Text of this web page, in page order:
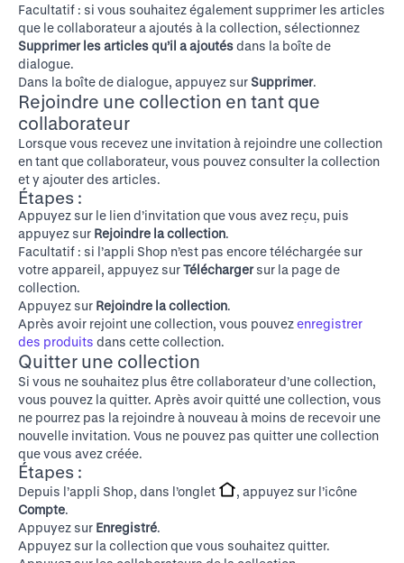
Facultatif : si vous souhaitez également supprimer les articles
que le collaborateur a ajoutés à la collection, sélectionnez
Supprimer les articles qu’il a ajoutésdans la boîte de
dialogue.
Dans la boîte de dialogue, appuyez sur Supprimer.
Rejoindre une collection en tant que
collaborateur
Lorsque vous recevez une invitation à rejoindre une collection
en tant que collaborateur, vous pouvez consulter la collection
et y ajouter des articles.
Étapes :
Appuyez sur le lien d’invitation que vous avez reçu, puis
appuyez sur Rejoindre la collection.
Facultatif : si l’appli Shop n’est pas encore téléchargée sur
votre appareil, appuyez surTéléchargersur la page de
collection.
Appuyez sur Rejoindre la collection.
Après avoir rejoint une collection, vous pouvezenregistrer
des produits dans cette collection.
Quitter une collection
Si vous ne souhaitez plus être collaborateur d’une collection,
vous pouvez la quitter. Après avoir quitté une collection, vous
ne pourrez pas la rejoindre à nouveau à moins de recevoir une
nouvelle invitation. Vous ne pouvez pas quitter une collection
que vous avez créée.
Étapes :
Depuis l’appli Shop, dans l’onglet
, appuyez sur l’icône
Compte.
Appuyez sur Enregistré.
Appuyez sur la collection que vous souhaitez quitter.